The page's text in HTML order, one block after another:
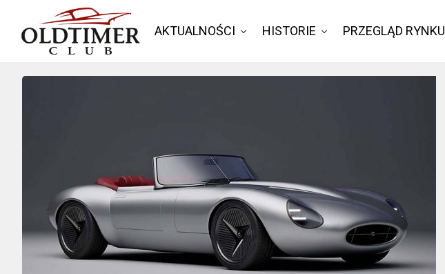
AKTUALNOŚCI HISTORIE PRZEGLĄD RYNKU